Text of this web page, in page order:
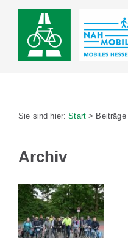
Sie sind hier:Start >
Archiv